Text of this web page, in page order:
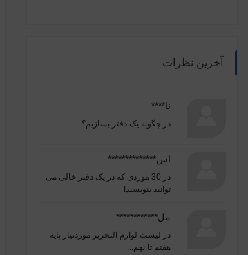
آخرین نظرات
نا****
در چگونه یک دفتر بسازیم؟
اس**************
در
30 موردی که در یک دفتر خالی می
توانید بنویسید!
مل************
در لیست لوازم التحریر موردنیاز پایه
هفتم تا نهم...